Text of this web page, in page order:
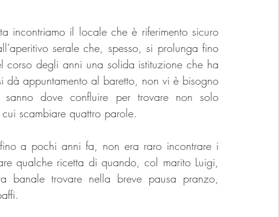
incontriamo il locale che è riferimento sicuro
serale che, spesso, si prolunga fino
degli anni una solida istituzione che ha
appuntamento al baretto, non vi è bisogno
dove confluire per trovare non solo
scambiare quattro parole.
a pochi anni fa, non era raro incontrare i
qualche ricetta di quando, col marito Luigi,
trovare nella breve pausa pranzo,